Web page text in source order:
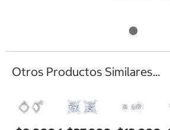
Otros Productos Similares...